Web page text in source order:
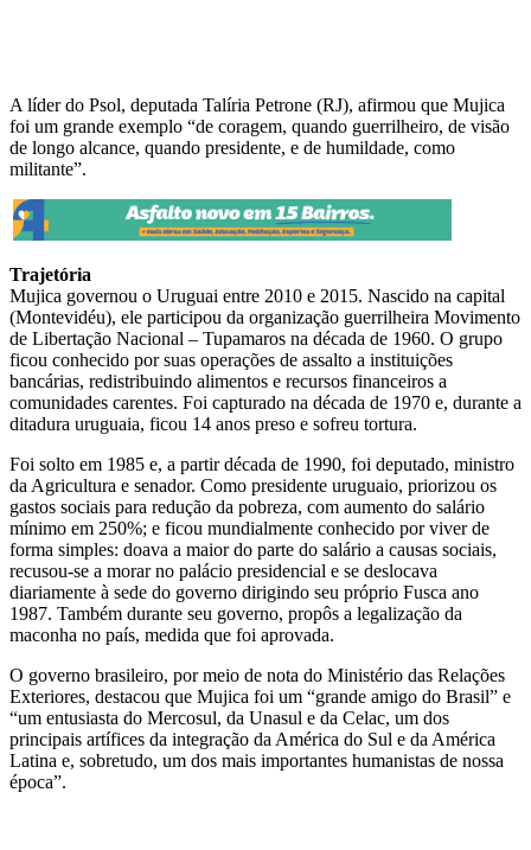
A líder do Psol, deputada Talíria Petrone (RJ), afirmou que Mujica
foi um grande exemplo “de coragem, quando guerrilheiro, de visão
de longo alcance, quando presidente, e de humildade, como
militante”.
Trajetória
Mujica governou o Uruguai entre 2010 e 2015. Nascido na capital
(Montevidéu), ele participou da organização guerrilheira Movimento
de Libertação Nacional – Tupamaros na década de 1960. O grupo
ficou conhecido por suas operações de assalto a instituições
bancárias, redistribuindo alimentos e recursos financeiros a
comunidades carentes. Foi capturado na década de 1970 e, durante a
ditadura uruguaia, ficou 14 anos preso e sofreu tortura.
Foi solto em 1985 e, a partir década de 1990, foi deputado, ministro
da Agricultura e senador. Como presidente uruguaio, priorizou os
gastos sociais para redução da pobreza, com aumento do salário
mínimo em 250%; e ficou mundialmente conhecido por viver de
forma simples: doava a maior do parte do salário a causas sociais,
recusou-se a morar no palácio presidencial e se deslocava
diariamente à sede do governo dirigindo seu próprio Fusca ano
1987. Também durante seu governo, propôs a legalização da
maconha no país, medida que foi aprovada.
O governo brasileiro, por meio de nota do Ministério das Relações
Exteriores, destacou que Mujica foi um “grande amigo do Brasil” e
“um entusiasta do Mercosul, da Unasul e da Celac, um dos
principais artífices da integração da América do Sul e da América
Latina e, sobretudo, um dos mais importantes humanistas de nossa
época”.